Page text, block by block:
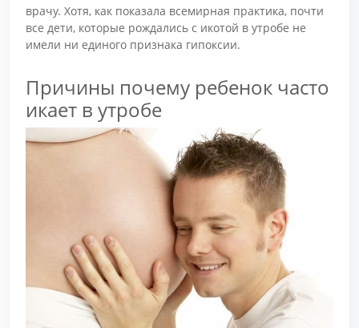
врачу. Хотя, как показала всемирная практика, почти
все дети, которые рождались с икотой в утробе не
имели ни единого признака гипоксии.
Причины почему ребенок часто
икает в утробе